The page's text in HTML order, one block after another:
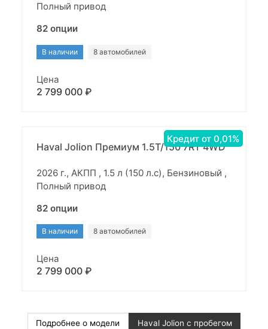
Полный привод
82 опции
В наличии 8 автомобилей
Цена
2 799 000 ₽
Кредит от 0,01%
Haval Jolion Премиум 1.5T/150 7RT 4WD
2026 г., АКПП , 1.5 л (150 л.с), Бензиновый ,
Полный привод
82 опции
В наличии 8 автомобилей
Цена
2 799 000 ₽
Подробнее о модели Haval Jolion с пробегом